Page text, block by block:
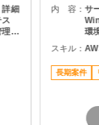
細
理
内 容：サ
環
スキル：
長期案件